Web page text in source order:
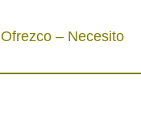
Ofrezco – Necesito